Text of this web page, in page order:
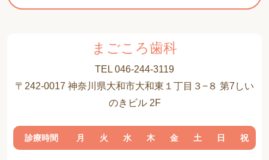
まごころ歯科
TEL 046-244-3119
〒242-0017 神奈川県大和市大和東１丁目３−８ 第7しい
のきビル 2F
診療時間 月 火 水 木 金 土 日 祝